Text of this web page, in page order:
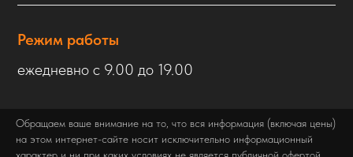
Режим работы
ежедневно с 9.00 до 19.00
Обращаем ваше внимание на то, что вся информация (включая цены)
на этом интернет-сайте носит исключительно информационный